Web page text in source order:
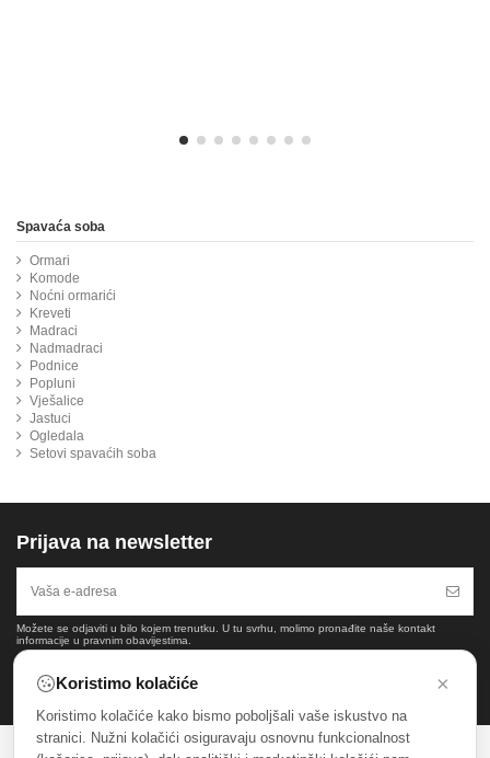
Spavaća soba
Ormari
Komode
Noćni ormarići
Kreveti
Madraci
Nadmadraci
Podnice
Popluni
Vješalice
Jastuci
Ogledala
Setovi spavaćih soba
Prijava na newsletter
Možete se odjaviti u bilo kojem trenutku. U tu svrhu, molimo pronađite naše kontakt
informacije u pravnim obavijestima.
Koristimo kolačiće ×
Koristimo kolačiće kako bismo poboljšali vaše iskustvo na
stranici. Nužni kolačići osiguravaju osnovnu funkcionalnost